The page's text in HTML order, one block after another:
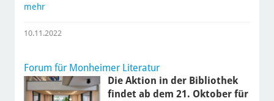
mehr
10.11.2022
Forum für Monheimer Literatur
Die Aktion in der Bibliothek
findet ab dem 21. Oktober für